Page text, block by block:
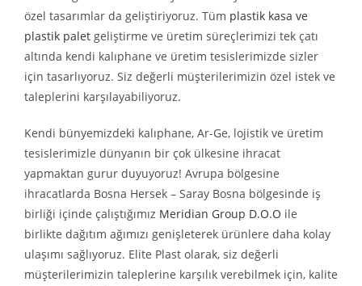
özel tasarımlar da geliştiriyoruz. Tüm plastik kasa ve
plastik palet geliştirme ve üretim süreçlerimizi tek çatı
altında kendi kalıphane ve üretim tesislerimizde sizler
için tasarlıyoruz. Siz değerli müşterilerimizin özel istek ve
taleplerini karşılayabiliyoruz.
Kendi bünyemizdeki kalıphane, Ar-Ge, lojistik ve üretim
tesislerimizle dünyanın bir çok ülkesine ihracat
yapmaktan gurur duyuyoruz! Avrupa bölgesine
ihracatlarda Bosna Hersek – Saray Bosna bölgesinde iş
birliği içinde çalıştığımız Meridian Group D.O.O ile
birlikte dağıtım ağımızı genişleterek ürünlere daha kolay
ulaşımı sağlıyoruz. Elite Plast olarak, siz değerli
müşterilerimizin taleplerine karşılık verebilmek için, kalite